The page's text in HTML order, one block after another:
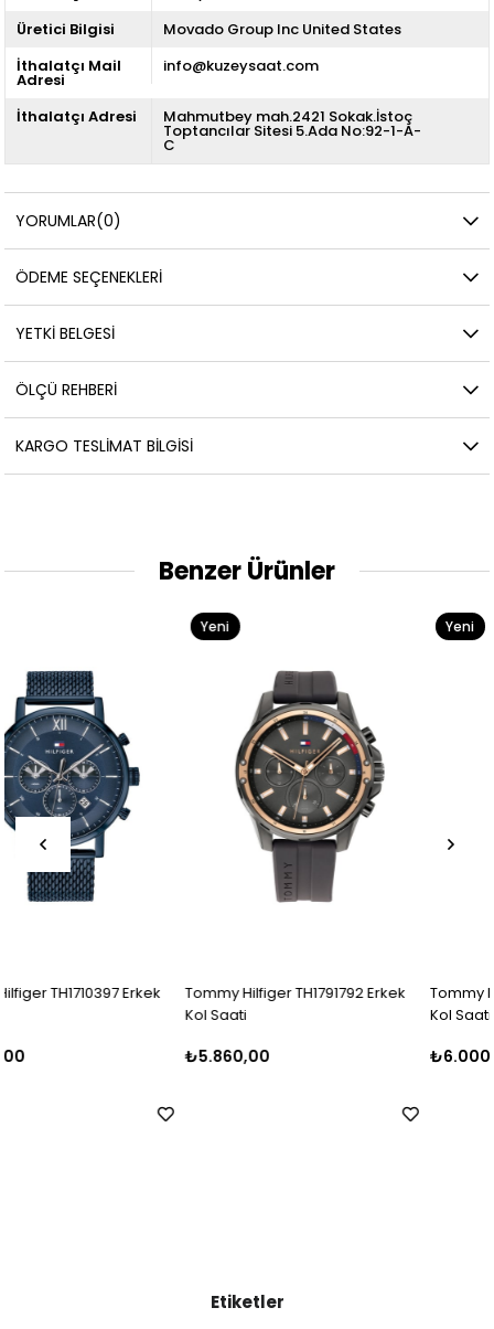
Üretici Bilgisi
Movado Group Inc United States
İthalatçı Mail
Adresi
info@kuzeysaat.com
İthalatçı Adresi Mahmutbey mah.2421 Sokak.İstoç
Toptancılar Sitesi 5.Ada No:92-1-A-
C
YORUMLAR(0)
ÖDEME SEÇENEKLERI
YETKİ BELGESİ
ÖLÇÜ REHBERI
KARGO TESLIMAT BILGISI
Benzer Ürünler
Tommy Hilfiger TH1791792 Erkek
₺5.860,00
Tommy Hilfiger TH1710396 Erkek
₺6.000,00
Etiketler